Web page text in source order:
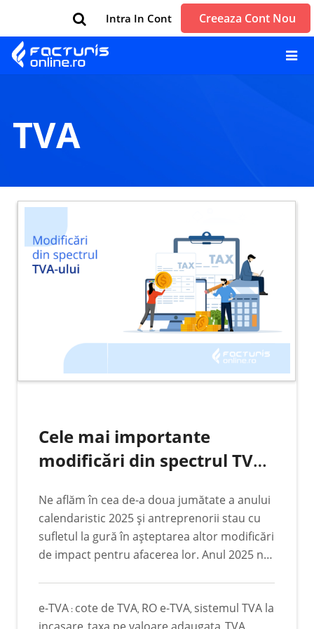
Intra In Cont Creeaza Cont Nou
TVA
Cele mai importante
modificări din spectrul TVA-
antreprenorului anului
2025
Ne aflăm în cea de-a doua jumătate a anului
calendaristic 2025 și antreprenorii stau cu
sufletul la gură în așteptarea altor modificări
de impact pentru afacerea lor. Anul 2025 nu
egida transformărilor care au necesitat
e-TVA : cote de TVA, RO e-TVA, sistemul TVA la